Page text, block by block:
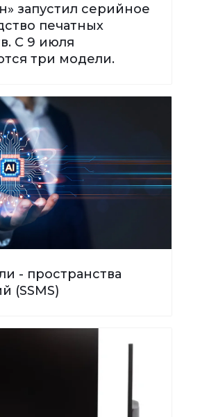
запустил серийное
печатных
С 9 июля
три модели.
- пространства
(SSMS)